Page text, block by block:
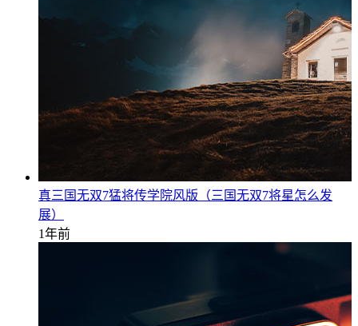
真三国无双7猛将传学院风版（三国无双7将星怎么发
展）
1年前